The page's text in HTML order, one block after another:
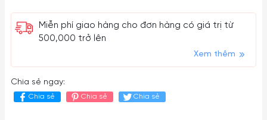
Miễn phí giao hàng cho đơn hàng có giá trị từ
500,000 trở lên
Xem thêm
Chia sẻ ngay:
Chia sẻ Chia sẻ Chia sẻ